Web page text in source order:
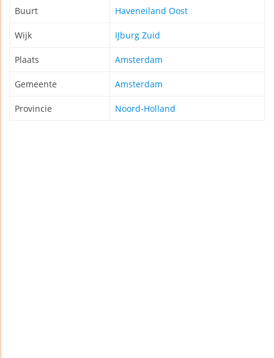
Buurt Haveneiland Oost
Wijk IJburg Zuid
Plaats Amsterdam
Gemeente Amsterdam
Provincie Noord-Holland